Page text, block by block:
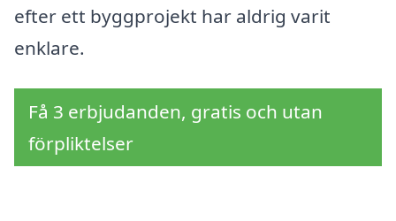
efter ett byggprojekt har aldrig varit
enklare.
Få 3 erbjudanden, gratis och utan
förpliktelser